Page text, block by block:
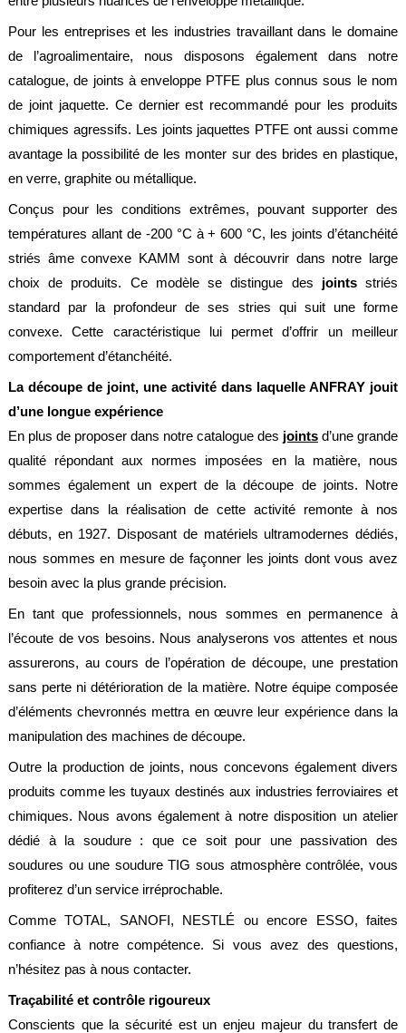
société
Présentation
Domaines
d'activité
Nos
Conditions
de
vente
Actualités
Bibliothèque
Anfray
Support
techniques
Normes
Directives
Certificats
Contacts
Nous
contacter
Nos
revendeurs
dans
monde
Devis
flexibles
étanchéité
légales
Pour les entreprises et les industries travaillant dans le domaine
de l’agroalimentaire, nous disposons également dans notre
catalogue, de joints à enveloppe PTFE plus connus sous le nom
de joint jaquette. Ce dernier est recommandé pour les produits
chimiques agressifs. Les joints jaquettes PTFE ont aussi comme
avantage la possibilité de les monter sur des brides en plastique,
en verre, graphite ou métallique.
Conçus pour les conditions extrêmes, pouvant supporter des
températures allant de -200 °C à + 600 °C, les joints d’étanchéité
striés âme convexe KAMM sont à découvrir dans notre large
choix de produits. Ce modèle se distingue des jointsstriés
standard par la profondeur de ses stries qui suit une forme
convexe. Cette caractéristique lui permet d’offrir un meilleur
comportement d’étanchéité.
La découpe de joint, une activité dans laquelle ANFRAY jouit
d’une longue expérience
En plus de proposer dans notre catalogue des joints d’une grande
qualité répondant aux normes imposées en la matière, nous
sommes également un expert de la découpe de joints. Notre
expertise dans la réalisation de cette activité remonte à nos
débuts, en 1927. Disposant de matériels ultramodernes dédiés,
nous sommes en mesure de façonner les joints dont vous avez
besoin avec la plus grande précision.
En tant que professionnels, nous sommes en permanence à
l’écoute de vos besoins. Nous analyserons vos attentes et nous
assurerons, au cours de l’opération de découpe, une prestation
sans perte ni détérioration de la matière. Notre équipe composée
d’éléments chevronnés mettra en œuvre leur expérience dans la
manipulation des machines de découpe.
Outre la production de joints, nous concevons également divers
produits comme les tuyaux destinés aux industries ferroviaires et
chimiques. Nous avons également à notre disposition un atelier
dédié à la soudure : que ce soit pour une passivation des
soudures ou une soudure TIG sous atmosphère contrôlée, vous
profiterez d’un service irréprochable.
Comme TOTAL, SANOFI, NESTLÉ ou encore ESSO, faites
confiance à notre compétence. Si vous avez des questions,
n’hésitez pas à nous contacter.
Traçabilité et contrôle rigoureux
Conscients que la sécurité est un enjeu majeur du transfert de